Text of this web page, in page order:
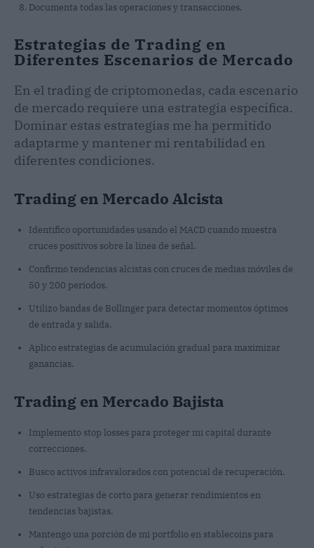
Documenta todas las operaciones y transacciones.
Estrategias de Trading en
Diferentes Escenarios de Mercado
En el trading de criptomonedas, cada escenario
de mercado requiere una estrategia específica.
Dominar estas estrategias me ha permitido
adaptarme y mantener mi rentabilidad en
diferentes condiciones.
Trading en Mercado Alcista
Identifico oportunidades usando el MACD cuando muestra
cruces positivos sobre la línea de señal.
Confirmo tendencias alcistas con cruces de medias móviles de
50 y 200 periodos.
Utilizo bandas de Bollinger para detectar momentos óptimos
de entrada y salida.
Aplico estrategias de acumulación gradual para maximizar
ganancias.
Trading en Mercado Bajista
Implemento stop losses para proteger mi capital durante
correcciones.
Busco activos infravalorados con potencial de recuperación.
Uso estrategias de corto para generar rendimientos en
tendencias bajistas.
Mantengo una porción de mi portfolio en stablecoins para